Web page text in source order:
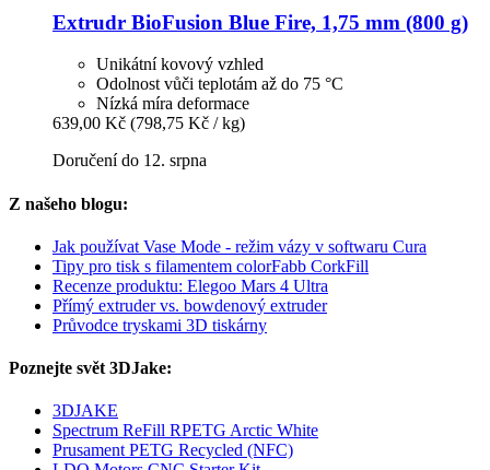
Extrudr BioFusion Blue Fire, 1,75 mm (800 g)
Unikátní kovový vzhled
Odolnost vůči teplotám až do 75 °C
Nízká míra deformace
639,00 Kč (798,75 Kč / kg)
Doručení do 12. srpna
Z našeho blogu:
Jak používat Vase Mode - režim vázy v softwaru Cura
Tipy pro tisk s filamentem colorFabb CorkFill
Recenze produktu: Elegoo Mars 4 Ultra
Přímý extruder vs. bowdenový extruder
Průvodce tryskami 3D tiskárny
Poznejte svět 3DJake:
3DJAKE
Spectrum ReFill RPETG Arctic White
Prusament PETG Recycled (NFC)